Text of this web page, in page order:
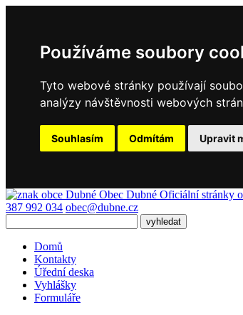
Používáme soubory
Tyto webové stránky používají
analýzy návštěvnosti webových
Souhlasím Odmítám Upravit
Obec Dubné Oficiální stránky
387 992 034 obec@dubne.cz
Domů
Kontakty
Úřední deska
Vyhlášky
Formuláře